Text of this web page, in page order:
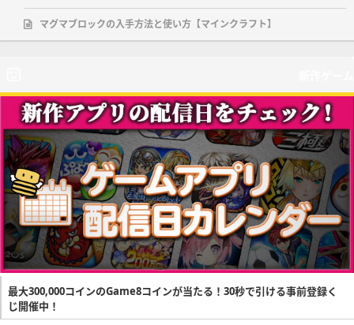
マグマブロックの入手方法と使い方【マインクラフト】
最大300,000コインのGame8コインが当たる！30秒で引ける事前登録く
じ開催中！